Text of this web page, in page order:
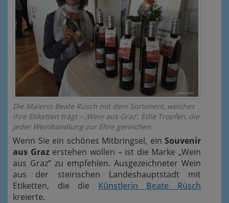
Die Malerin Beate Rüsch mit dem Sortiment, welches
ihre Etiketten trägt – ‚Wein aus Graz‘. Edle Tropfen, die
jeder Weinhandlung zur Ehre gereichen.
Wenn Sie ein schönes Mitbringsel, ein Souvenir
aus Grazerstehen wollen – ist die Marke „Wein
aus Graz“ zu empfehlen. Ausgezeichneter Wein
aus der steirischen Landeshauptstadt mit
Etiketten, die die Künstlerin Beate Rüsch
kreierte.